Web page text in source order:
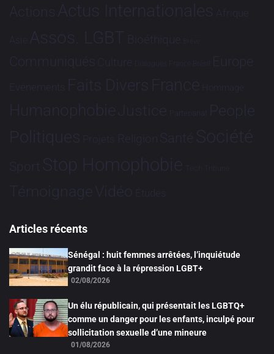
Actions Actus Internationales Afrique
Asie Assos. LGBT Bioéthique Brève
Communiqués Culture Dialogues France-Brésil Europe
Evénements Faits Divers France Hommage
HumanophobieJustice Partenariat People
Politiques Projets Religion Santé Société
Sport Stop Homophobie Tech Tribune
TémoignageVidéo Études
Articles récents
Sénégal : huit femmes arrêtées, l’inquiétude
grandit face à la répression LGBT+
02/08/2026
Un élu républicain, qui présentait les LGBTQ+
comme un danger pour les enfants, inculpé pour
sollicitation sexuelle d’une mineure
01/08/2026